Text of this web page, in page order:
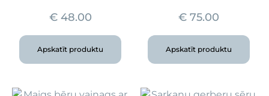
€48.00
Apskatīt produktu
€ 75.00
Apskatīt produktu